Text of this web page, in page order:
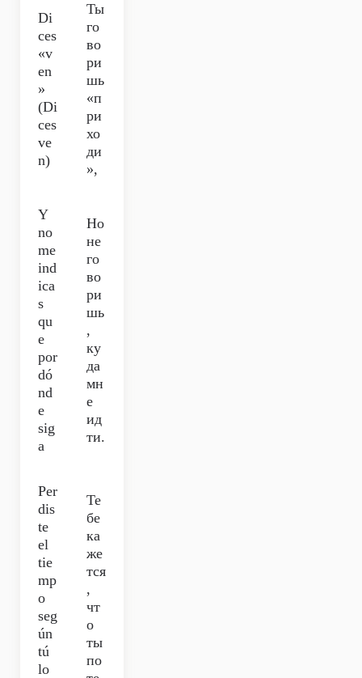
Di
ces
«v
en
»
(Di
ces
ve
n)
Ты
го
во
ри
шь
«п
ри
хо
ди
»,
Y
no
me
ind
ica
s
qu
e
por
dó
nd
e
sig
a
Но
не
го
во
ри
шь
,
ку
да
мн
е
ид
ти.
Per
dis
te
el
tie
mp
o
seg
ún
tú
lo
Те
бе
ка
же
тся
,
чт
о
ты
по